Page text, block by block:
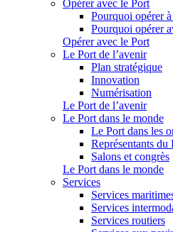
Opérer avec le Port
Pourquoi opérer
Pourquoi opérer
Opérer avec le Port
Le Port de l’avenir
Plan stratégique
Innovation
Numérisation
Le Port de l’avenir
Le Port dans le monde
Le Port dans les
Représentants du
Salons et congrès
Le Port dans le monde
Services
Services
Services
Services routiers